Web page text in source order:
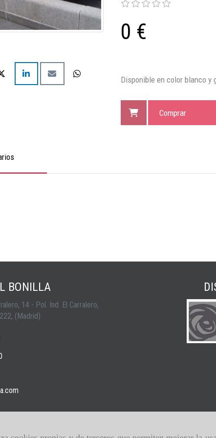
0 €
Disponible en color blanco y
Comprar
BONILLA
14 - Pol. Ind. El Carralero,
, (Madrid)